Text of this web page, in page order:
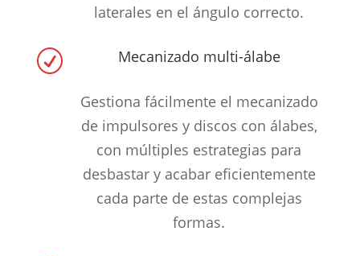
laterales en el ángulo correcto.
R Mecanizado multi-álabe
Gestiona fácilmente el mecanizado
de impulsores y discos con álabes,
con múltiples estrategias para
desbastar y acabar eficientemente
cada parte de estas complejas
formas.